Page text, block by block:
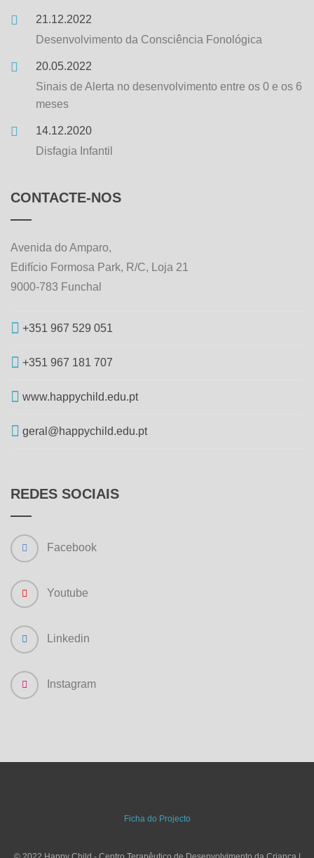
21.12.2022
Desenvolvimento da Consciência Fonológica
20.05.2022
Sinais de Alerta no desenvolvimento entre os 0 e os 6
meses
14.12.2020
Disfagia Infantil
CONTACTE-NOS
Avenida do Amparo,
Edifício Formosa Park, R/C, Loja 21
9000-783 Funchal
+351 967 529 051
+351 967 181 707
www.happychild.edu.pt
geral@happychild.edu.pt
REDES SOCIAIS
Facebook
Youtube
Linkedin
Instagram
Ficha do Projecto